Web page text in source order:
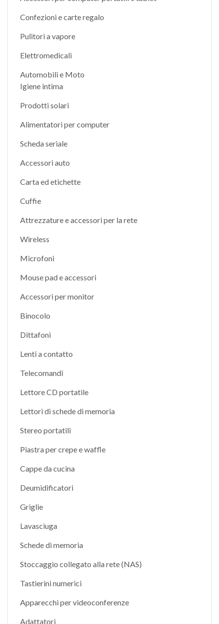
Confezioni e carte regalo
Pulitori a vapore
Elettromedicali
Automobili e Moto
Igiene intima
Prodotti solari
Alimentatori per computer
Scheda seriale
Accessori auto
Carta ed etichette
Cuffie
Attrezzature e accessori per la rete
Wireless
Microfoni
Mouse pad e accessori
Accessori per monitor
Binocolo
Dittafoni
Lenti a contatto
Telecomandi
Lettore CD portatile
Lettori di schede di memoria
Stereo portatili
Piastra per crepe e waffle
Cappe da cucina
Deumidificatori
Griglie
Lavasciuga
Schede di memoria
Stoccaggio collegato alla rete (NAS)
Tastierini numerici
Apparecchi per videoconferenze
Adattatori